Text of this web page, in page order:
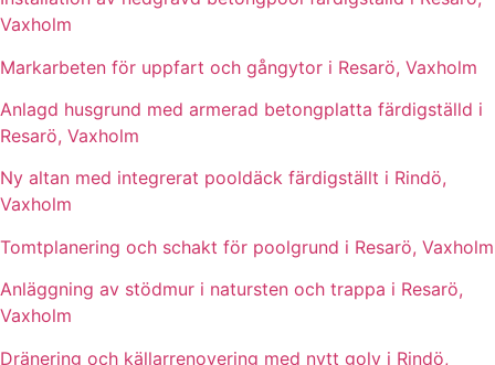
Vaxholm
Markarbeten för uppfart och gångytor i Resarö, Vaxholm
Anlagd husgrund med armerad betongplatta färdigställd i
Resarö, Vaxholm
Ny altan med integrerat pooldäck färdigställt i Rindö,
Vaxholm
Tomtplanering och schakt för poolgrund i Resarö, Vaxholm
Anläggning av stödmur i natursten och trappa i Resarö,
Vaxholm
Dränering och källarrenovering med nytt golv i Rindö,